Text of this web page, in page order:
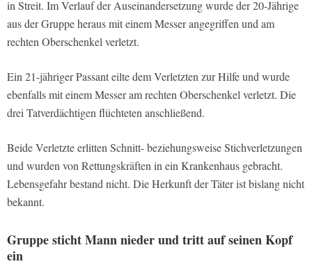
in Streit. Im Verlauf der Auseinandersetzung wurde der 20-Jährige
aus der Gruppe heraus mit einem Messer angegriffen und am
rechten Oberschenkel verletzt.
Ein 21-jähriger Passant eilte dem Verletzten zur Hilfe und wurde
ebenfalls mit einem Messer am rechten Oberschenkel verletzt. Die
drei Tatverdächtigen flüchteten anschließend.
Beide Verletzte erlitten Schnitt- beziehungsweise Stichverletzungen
und wurden von Rettungskräften in ein Krankenhaus gebracht.
Lebensgefahr bestand nicht. Die Herkunft der Täter ist bislang nicht
bekannt.
Gruppe sticht Mann nieder und tritt auf seinen Kopf
ein